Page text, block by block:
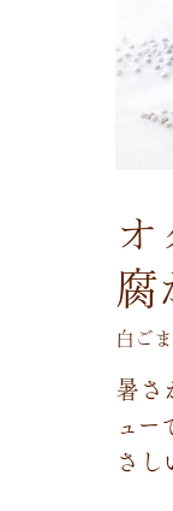
腐
白ご
暑さ
ュー
さ し